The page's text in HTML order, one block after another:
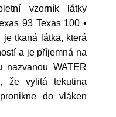
vzorník látky
93 Texas 100 •
je tkaná látka, která
a je příjemná na
nazvanou WATER
že vylitá tekutina
do vláken